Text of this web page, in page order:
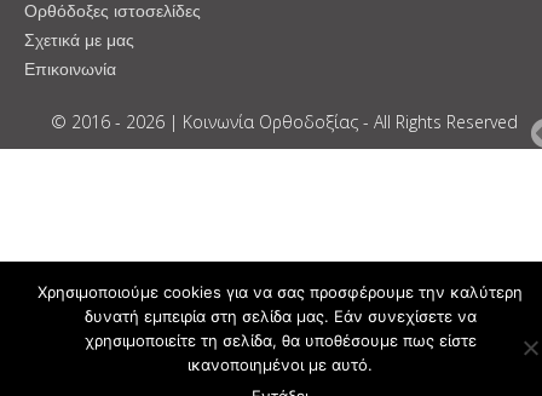
Ορθόδοξες ιστοσελίδες
Σχετικά με μας
Επικοινωνία
© 2016 - 2026 | Κοινωνία Ορθοδοξίας - All Rights Reserved
Χρησιμοποιούμε cookies για να σας προσφέρουμε την καλύτερη
δυνατή εμπειρία στη σελίδα μας. Εάν συνεχίσετε να
χρησιμοποιείτε τη σελίδα, θα υποθέσουμε πως είστε
ικανοποιημένοι με αυτό.